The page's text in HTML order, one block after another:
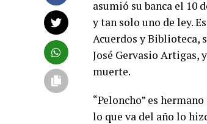
asumió su banca el 10
y tan solo uno de ley.
Acuerdos y Biblioteca,
José Gervasio Artigas,
muerte.
“Peloncho” es
lo que va del año lo